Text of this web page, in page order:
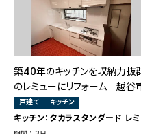
築40年のキッチンを収納力抜
のレミューにリフォーム｜越谷
戸建て キッチン